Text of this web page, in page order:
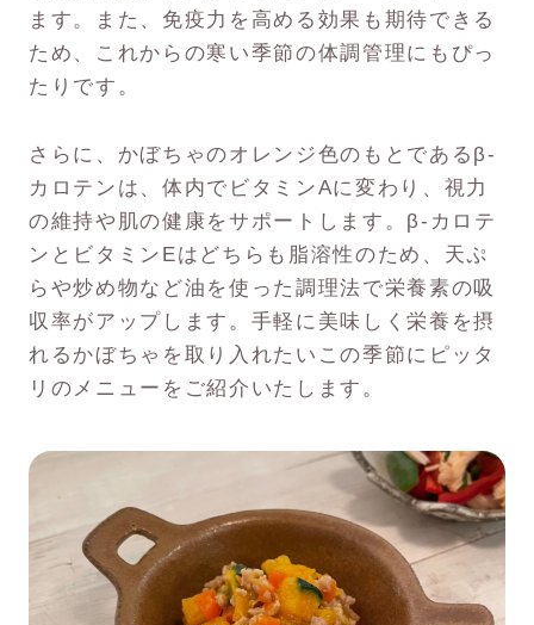
ます。また、免疫力を高める効果も期待できる
ため、これからの寒い季節の体調管理にもぴっ
たりです。
さらに、かぼちゃのオレンジ色のもとであるβ-
カロテンは、体内でビタミンAに変わり、視力
の維持や肌の健康をサポートします。β-カロテ
ンとビタミンEはどちらも脂溶性のため、天ぷ
らや炒め物など油を使った調理法で栄養素の吸
収率がアップします。手軽に美味しく栄養を摂
れるかぼちゃを取り入れたいこの季節にピッタ
リのメニューをご紹介いたします。